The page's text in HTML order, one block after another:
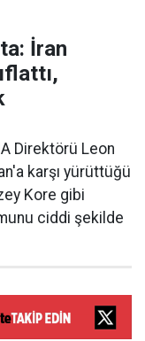
İran
Direktörü Leon
karşı yürüttüğü
Kore gibi
ciddi şekilde